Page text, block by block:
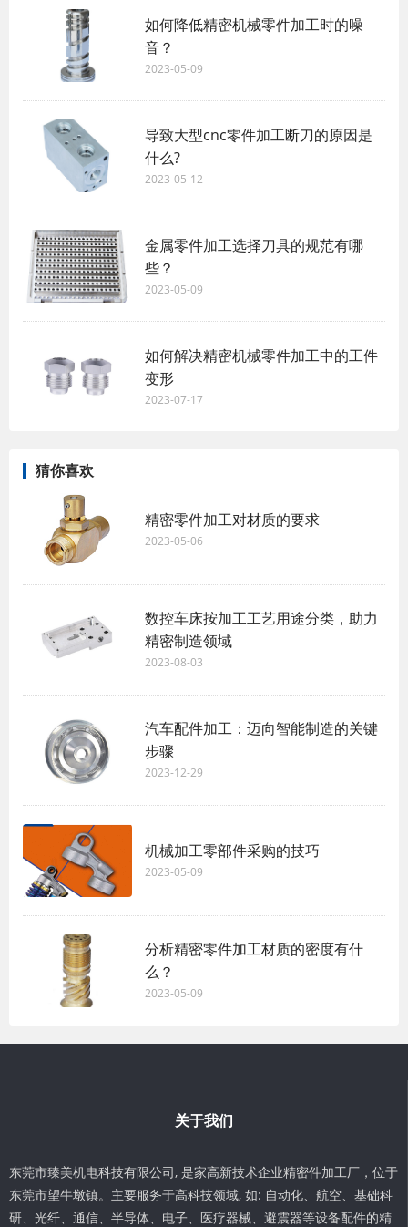
如何降低精密机械零件加工时的噪
音？
2023-05-09
导致大型cnc零件加工断刀的原因是
什么?
2023-05-12
金属零件加工选择刀具的规范有哪
些？
2023-05-09
如何解决精密机械零件加工中的工件
变形
2023-07-17
猜你喜欢
精密零件加工对材质的要求
2023-05-06
数控车床按加工工艺用途分类，助力
精密制造领域
2023-08-03
汽车配件加工：迈向智能制造的关键
步骤
2023-12-29
机械加工零部件采购的技巧
2023-05-09
分析精密零件加工材质的密度有什
么？
2023-05-09
关于我们
东莞市臻美机电科技有限公司, 是家高新技术企业精密件加工厂，位于
东莞市望牛墩镇。主要服务于高科技领域, 如: 自动化、航空、基础科
研、光纤、通信、半导体、电子、医疗器械、避震器等设备配件的精